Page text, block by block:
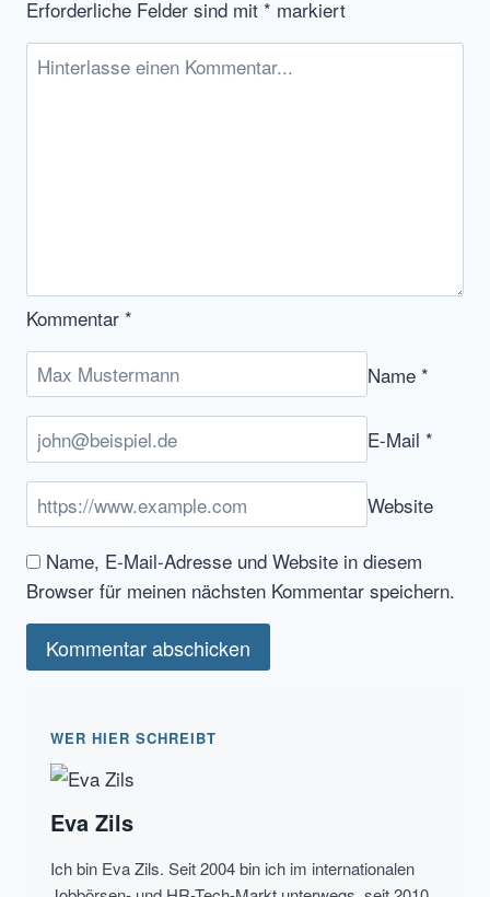
Erforderliche Felder sind mit * markiert
Kommentar *
Name *
E-Mail *
Website
Name, E-Mail-Adresse und Website in diesem
Browser für meinen nächsten Kommentar speichern.
WER HIER SCHREIBT
Eva Zils
Ich bin Eva Zils. Seit 2004 bin ich im internationalen